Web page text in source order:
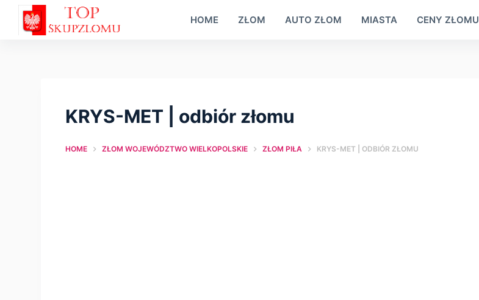
HOME ZŁOM AUTO ZŁOM MIASTA CENY ZŁOMU
KRYS-MET | odbiór złomu
HOME ZŁOM WOJEWÓDZTWO WIELKOPOLSKIE ZŁOM PIŁA KRYS-MET | ODBIÓR ZŁOMU